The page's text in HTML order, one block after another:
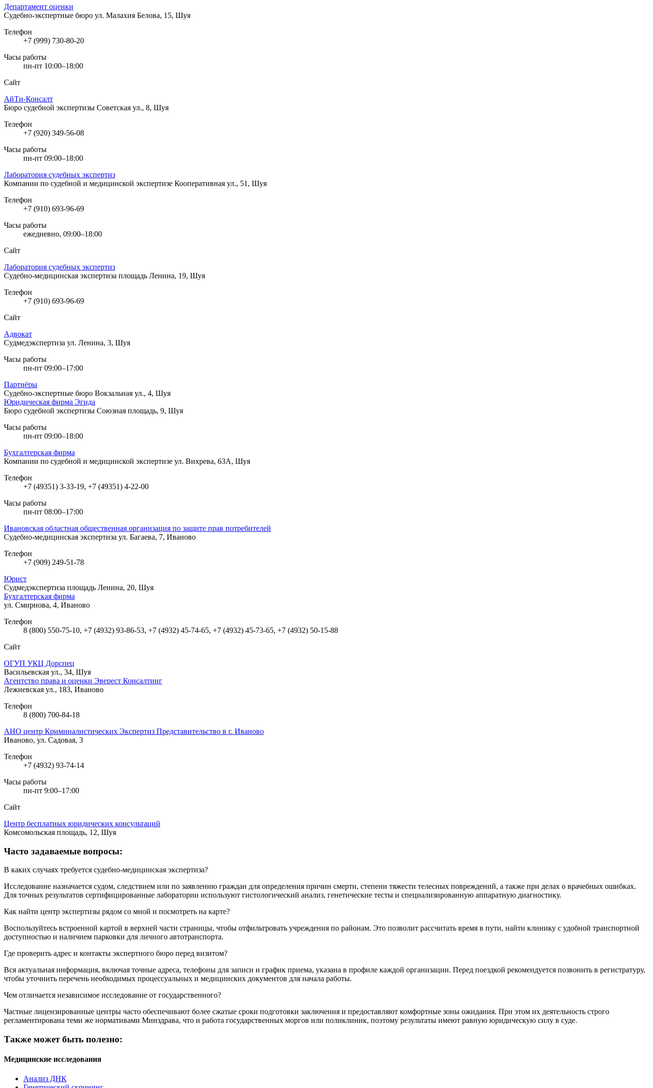
Департамент оценки
Судебно-экспертные бюро ул. Малахия Белова, 15, Шуя
Телефон
+7 (999) 730-80-20
Часы работы
пн-пт 10:00–18:00
Сайт
АйТи-Консалт
Бюро судебной экспертизы Советская ул., 8, Шуя
Телефон
+7 (920) 349-56-08
Часы работы
пн-пт 09:00–18:00
Лаборатория судебных экспертиз
Компании по судебной и медицинской экспертизе Кооперативная ул., 51, Шуя
Телефон
+7 (910) 693-96-69
Часы работы
ежедневно, 09:00–18:00
Сайт
Лаборатория судебных экспертиз
Судебно-медицинская экспертиза площадь Ленина, 19, Шуя
Телефон
+7 (910) 693-96-69
Сайт
Адвокат
Судмедэкспертиза ул. Ленина, 3, Шуя
Часы работы
пн-пт 09:00–17:00
Партнёры
Судебно-экспертные бюро Вокзальная ул., 4, Шуя
Юридическая фирма Эгида
Бюро судебной экспертизы Союзная площадь, 9, Шуя
Часы работы
пн-пт 09:00–18:00
Бухгалтерская фирма
Компании по судебной и медицинской экспертизе ул. Вихрева, 63А, Шуя
Телефон
+7 (49351) 3-33-19, +7 (49351) 4-22-00
Часы работы
пн-пт 08:00–17:00
Ивановская областная общественная организация по защите прав потребителей
Судебно-медицинская экспертиза ул. Багаева, 7, Иваново
Телефон
+7 (909) 249-51-78
Юрист
Судмедэкспертиза площадь Ленина, 20, Шуя
Бухгалтерская фирма
ул. Смирнова, 4, Иваново
Телефон
8 (800) 550-75-10, +7 (4932) 93-86-53, +7 (4932) 45-74-65, +7 (4932) 45-73-65, +7 (4932) 50-15-88
Сайт
ОГУП УКЦ Дорспец
Васильевская ул., 34, Шуя
Агентство права и оценки Эверест Консалтинг
Лежневская ул., 183, Иваново
Телефон
8 (800) 700-84-18
АНО центр Криминалистических Экспертиз Представительство в г. Иваново
Иваново, ул. Садовая, 3
Телефон
+7 (4932) 93-74-14
Часы работы
пн-пт 9:00–17:00
Сайт
Центр бесплатных юридических консультаций
Комсомольская площадь, 12, Шуя
Часто задаваемые вопросы:
В каких случаях требуется судебно-медицинская экспертиза?
Исследование назначается судом, следствием или по заявлению граждан для определения причин смерти, степени тяжести телесных повреждений, а также при делах о врачебных ошибках.
Для точных результатов сертифицированные лаборатории используют гистологический анализ, генетические тесты и специализированную аппаратную диагностику.
Как найти центр экспертизы рядом со мной и посмотреть на карте?
Воспользуйтесь встроенной картой в верхней части страницы, чтобы отфильтровать учреждения по районам. Это позволит рассчитать время в пути, найти клинику с удобной транспортной
доступностью и наличием парковки для личного автотранспорта.
Где проверить адрес и контакты экспертного бюро перед визитом?
Вся актуальная информация, включая точные адреса, телефоны для записи и график приема, указана в профиле каждой организации. Перед поездкой рекомендуется позвонить в регистратуру,
чтобы уточнить перечень необходимых процессуальных и медицинских документов для начала работы.
Чем отличается независимое исследование от государственного?
Частные лицензированные центры часто обеспечивают более сжатые сроки подготовки заключения и предоставляют комфортные зоны ожидания. При этом их деятельность строго
регламентирована теми же нормативами Минздрава, что и работа государственных моргов или поликлиник, поэтому результаты имеют равную юридическую силу в суде.
Также может быть полезно:
Медицинские исследования
Анализ ДНК